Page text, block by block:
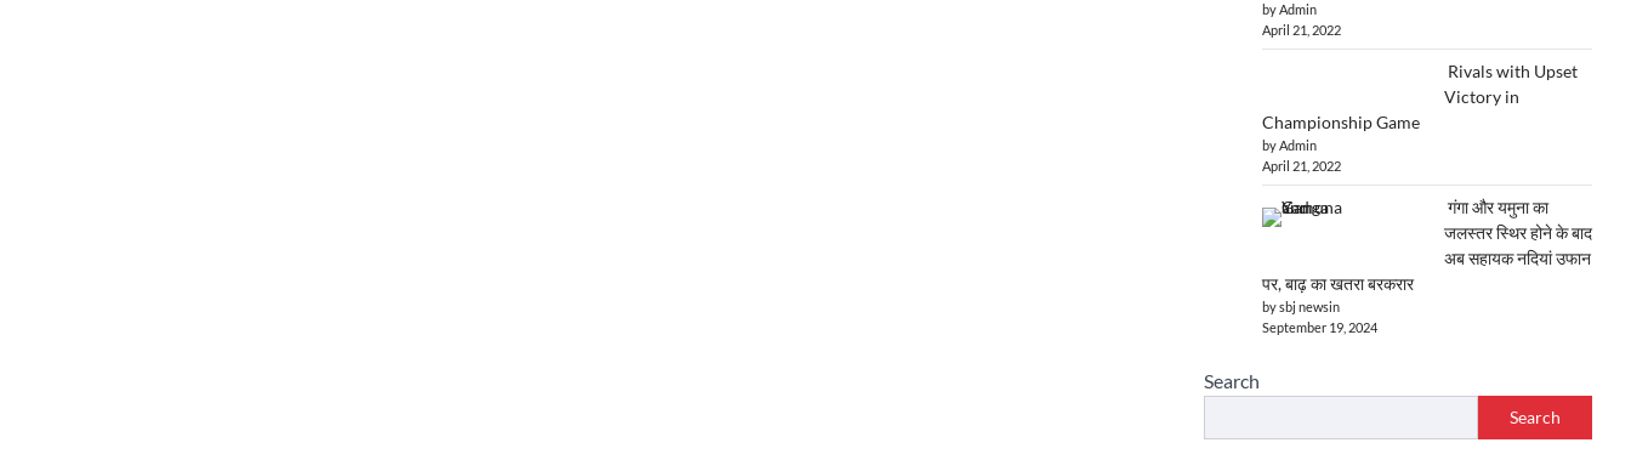
by Admin
April 21, 2022
Rivals with Upset
Victory in
Championship Game
by Admin
April 21, 2022
गंगा और यमुना का
जलस्तर स्थिर होने के बाद
अब सहायक नदियां उफान
पर, बाढ़ का खतरा बरकरार
by sbj newsin
September 19, 2024
Search
Search